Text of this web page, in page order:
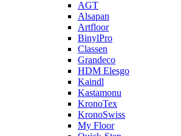
AGT
Alsapan
Artfloor
BinylPro
Classen
Grandeco
HDM Elesgo
Kaindl
Kastamonu
KronoTex
KronoSwiss
My Floor